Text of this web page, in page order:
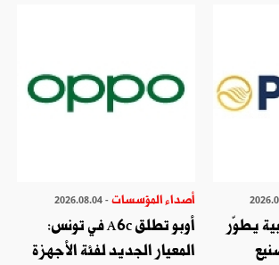
يطوّر
أصداء المؤسسات - 2026.08.04
أوبو تطلق A6c في تونس:
المعيار الجديد لفئة الأجهزة